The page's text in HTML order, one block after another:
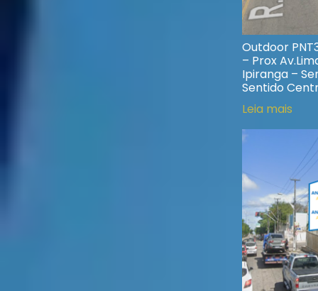
Outdoor
– Prox
Ipiranga –
Sentido
Leia mais